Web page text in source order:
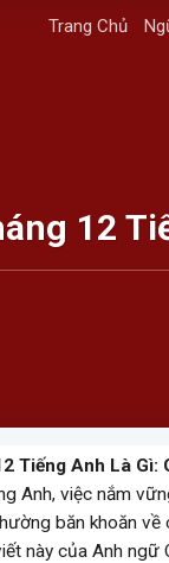
Trang Chủ
12
Tiếng Anh Là Gì:
Anh, việc nắm
băn khoăn
này của Anh